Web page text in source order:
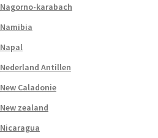
Nagorno-karabach
Namibia
Napal
Nederland Antillen
New Caladonie
New zealand
Nicaragua